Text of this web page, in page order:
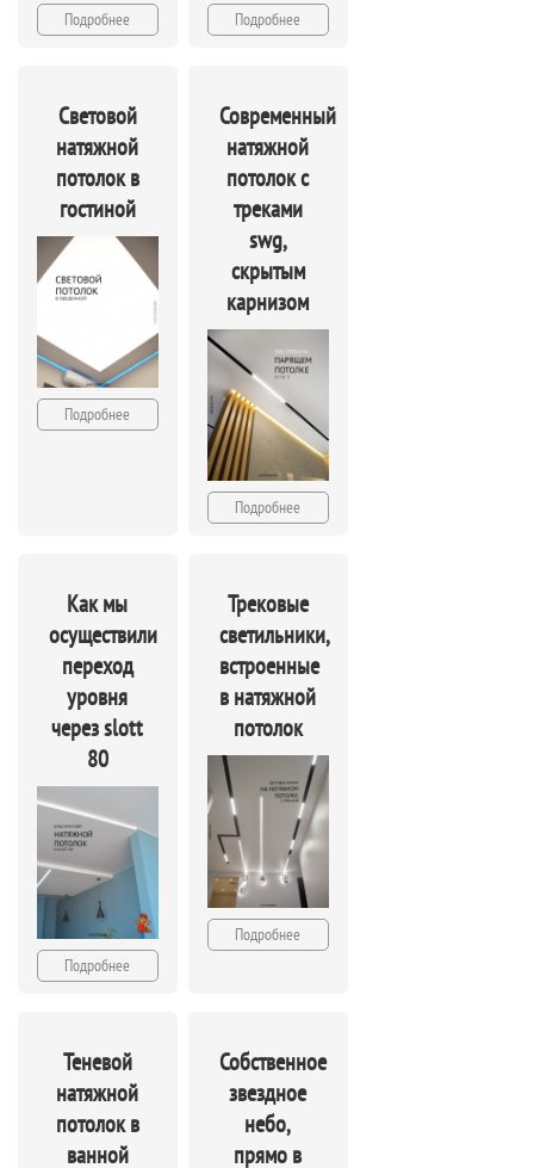
Подробнее Подробнее
Световой
натяжной
потолок в
гостиной
Подробнее
Современный
натяжной
потолок с
треками
swg,
скрытым
карнизом
Подробнее
Как мы
осуществили
переход
уровня
через slott
80
Подробнее
Трековые
светильники,
встроенные
в натяжной
потолок
Подробнее
Теневой
натяжной
потолок в
ванной
Собственное
звездное
небо,
прямо в